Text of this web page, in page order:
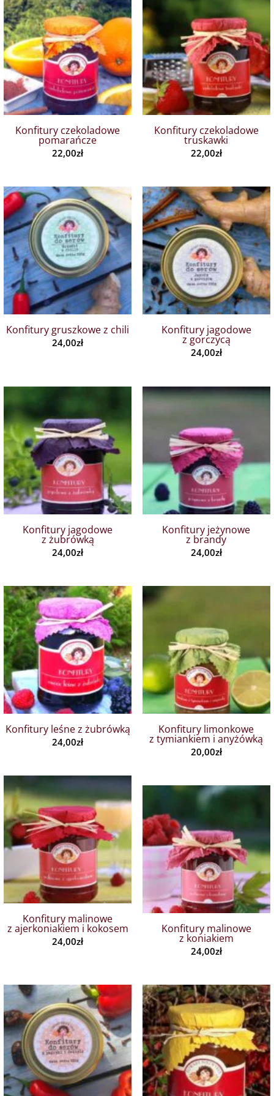
Konfitury czekoladowe
pomarańcze
22,00zł
Konfitury czekoladowe
truskawki
22,00zł
Konfitury gruszkowe z chili
24,00zł
Konfitury jagodowe
z gorczycą
24,00zł
Konfitury jagodowe
z żubrówką
24,00zł
Konfitury jeżynowe
z brandy
24,00zł
Konfitury leśne z żubrówką
24,00zł
Konfitury limonkowe
z tymiankiem i anyżówką
20,00zł
Konfitury malinowe
z ajerkoniakiem i kokosem
24,00zł
Konfitury malinowe
z koniakiem
24,00zł